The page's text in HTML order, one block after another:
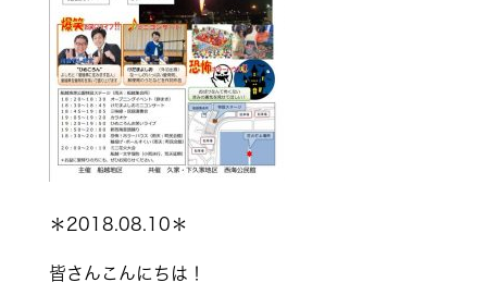
＊2018.08.10＊
皆さんこんにちは！